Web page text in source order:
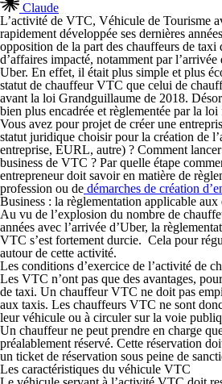
Claude
L’activité de VTC, Véhicule de Tourisme
rapidement développée ses dernières
opposition de la part des chauffeurs de
d’affaires impacté, notamment par
Uber. En effet, il était plus simple et plus
statut de chauffeur VTC que celui de
avant la loi Grandguillaume de 2018.
bien plus encadrée et règlementée par la loi
Vous avez pour projet de créer une
statut juridique choisir pour la création de
entreprise, EURL, autre) ? Comment
business de VTC ? Par quelle étape
entrepreneur doit savoir en matière de
profession ou de démarches de création
Business : la règlementation applicable
Au vu de l’explosion du nombre de
années avec l’arrivée d’Uber, la
VTC s’est fortement durcie. Cela pour
autour de cette activité.
Les conditions d’exercice de l’activité de
Les VTC n’ont pas que des avantages,
de taxi. Un chauffeur VTC ne doit pas
aux taxis. Les chauffeurs VTC ne sont
leur véhicule ou à circuler sur la voie
Un chauffeur ne peut prendre en charge
préalablement réservé. Cette réservation
un ticket de réservation sous peine de
Les caractéristiques du véhicule VTC